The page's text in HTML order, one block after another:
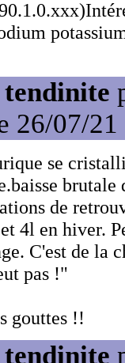
tendinite
26/07/21
se
de
4l en hiver.
C'est de la
pas !"
gouttes !!
tendinite